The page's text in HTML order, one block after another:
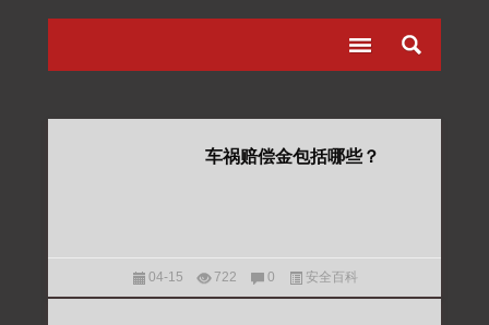
车祸赔偿金包括哪些？
04-15 722 0 安全百科